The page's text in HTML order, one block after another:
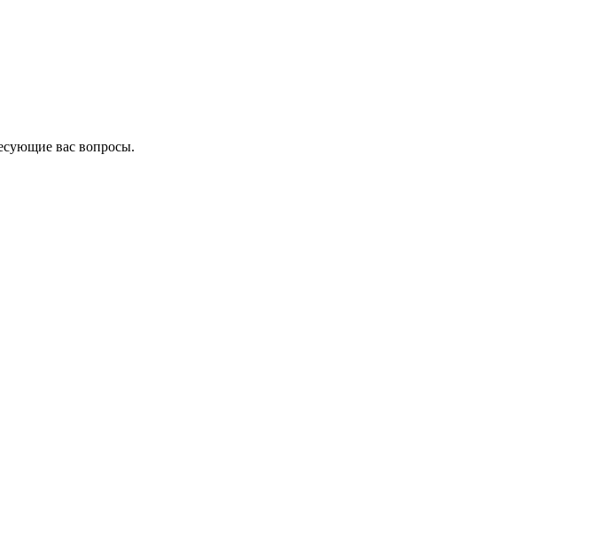
вас вопросы.